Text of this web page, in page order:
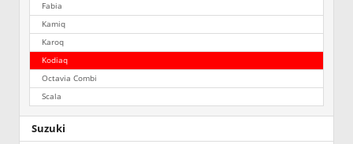
Fabia
Kamiq
Karoq
Kodiaq
Octavia Combi
Scala
Suzuki